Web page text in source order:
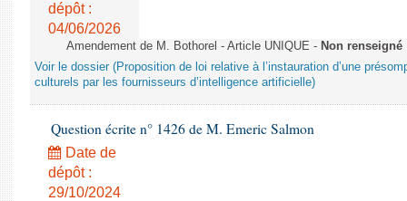
dépôt :
04/06/2026
Amendement de M. Bothorel - Article UNIQUE - Non renseigné
Voir le dossier (Proposition de loi relative à l’instauration d’une
culturels par les fournisseurs d’intelligence artificielle)
Question écrite n° 1426 de M. Emeric Salmon
Date de
dépôt :
29/10/2024